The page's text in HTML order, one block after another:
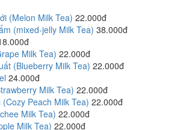
(Melon Milk Tea) 22.000đ
(mixed-jelly Milk Tea) 38.000đ
Milk Tea) 22.000đ
(Blueberry Milk Tea) 22.000đ
24.000đ
Milk Tea) 22.000đ
Peach Milk Tea) 22.000đ
Milk Tea) 22.000đ
Milk Tea) 22.000đ